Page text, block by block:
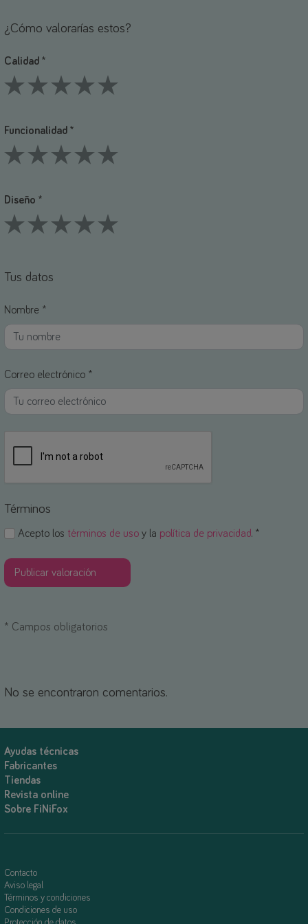
¿Cómo valorarías estos?
Calidad *
Funcionalidad *
Diseño *
Tus datos
Nombre *
Correo electrónico *
Términos
Acepto los términos de uso y la política de privacidad. *
* Campos obligatorios
No se encontraron comentarios.
Ayudas técnicas
Fabricantes
Tiendas
Revista online
Sobre FiNiFox
Contacto
Aviso legal
Términos y condiciones
Condiciones de uso